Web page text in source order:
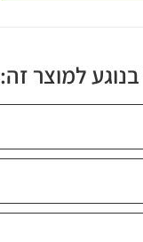
למוצר זה: